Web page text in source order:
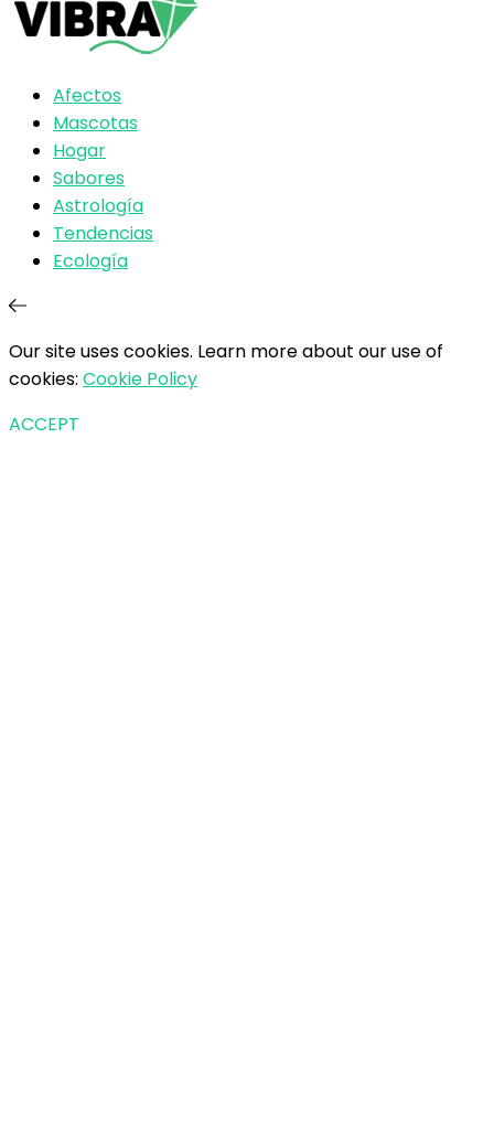
Afectos
Mascotas
Hogar
Sabores
Astrología
Tendencias
Ecología
Our site uses cookies. Learn more about our use of
cookies: Cookie Policy
ACCEPT